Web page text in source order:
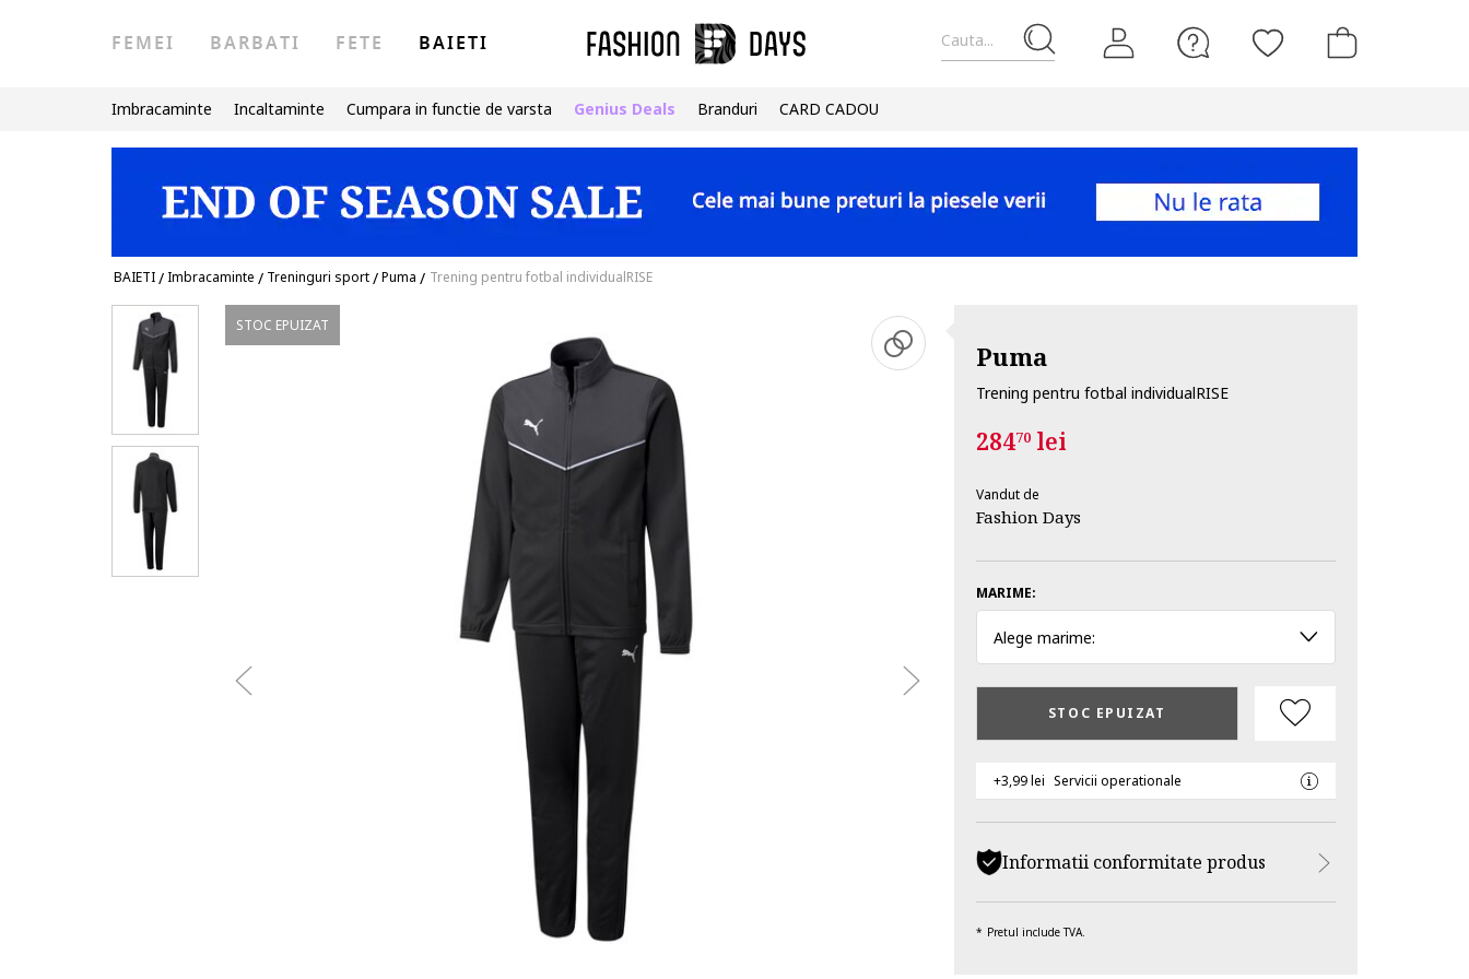
Cauta...
FEMEI BARBATI FETE BAIETI
Imbracaminte Incaltaminte Cumpara in functie de varsta Genius Deals Branduri CARD CADOU
BAIETI/Imbracaminte / Treninguri sport/Puma / Trening pentru fotbal individualRISE
STOC EPUIZAT
Puma
Trening pentru fotbal individualRISE
28470lei
Vandut de
Fashion Days
MARIME:
Alege marime:
STOC EPUIZAT
+3,99 lei Servicii operationale
Informatii conformitate produs
Pretul include TVA.